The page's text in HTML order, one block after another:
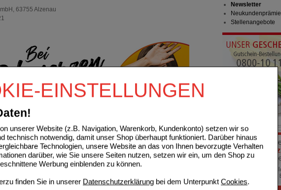
EINSTELLUNGEN
unserer Website (z.B. Navigation, Warenkorb, Kundenkonto) setzen wir so
technisch notwendig, damit unser Shop überhaupt funktioniert. Darüber hinaus
Technologien, unsere Website an das von Ihnen bevorzugte Verhalten
darüber, wie Sie unsere Seiten nutzen, setzen wir ein, um den Shop zu
Werbung einblenden zu können.
finden Sie in unserer Datenschutzerklärung bei dem Unterpunkt Cookies.
63755 Alzenau
lebenswichtig
wohl als unangenehm empfunden, haben aber eine lebenswichtige Funktion:
Newsletter
Neukundenprämie
Stellenangebote